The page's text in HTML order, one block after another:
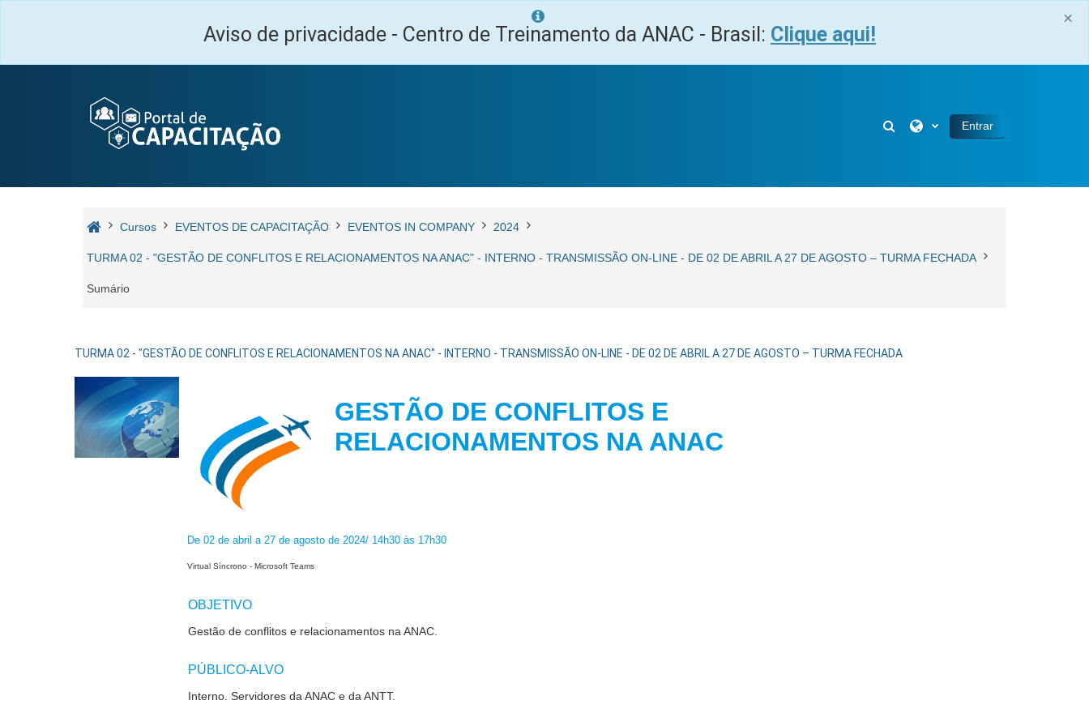
×
Aviso de privacidade - Centro de Treinamento da ANAC - Brasil: Clique aqui!
Alternar entrada de pesquisa
Entrar
Cursos EVENTOS DE CAPACITAÇÃO EVENTOS IN COMPANY 2024
TURMA 02 - "GESTÃO DE CONFLITOS E RELACIONAMENTOS NA ANAC" - INTERNO - TRANSMISSÃO ON-LINE - DE 02 DE ABRIL A 27 DE AGOSTO – TURMA FECHADA
Sumário
TURMA 02 - "GESTÃO DE CONFLITOS E RELACIONAMENTOS NA ANAC" - INTERNO - TRANSMISSÃO ON-LINE - DE 02 DE ABRIL A 27 DE AGOSTO – TURMA FECHADA
GESTÃO DE CONFLITOS E
RELACIONAMENTOS NA ANAC
De 02 de abril a 27 de agosto de 2024/ 14h30 às 17h30
Virtual Síncrono - Microsoft Teams
OBJETIVO
Gestão de conflitos e relacionamentos na ANAC.
PÚBLICO-ALVO
Interno. Servidores da ANAC e da ANTT.